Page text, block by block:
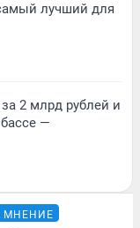
лучший для
2 млрд рублей и
—
МНЕНИЕ